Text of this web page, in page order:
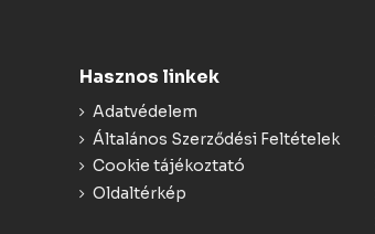
Hasznos linkek
Adatvédelem
Általános Szerződési Feltételek
Cookie tájékoztató
Oldaltérkép